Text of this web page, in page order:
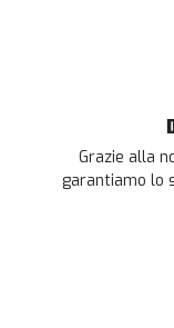
Grazie alla
garantiamo lo